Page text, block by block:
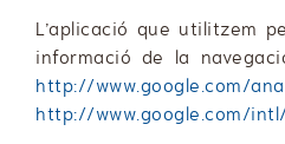
L’aplicació que utilitzem
informació de la
http://www.google.com/
http://www.google.com/